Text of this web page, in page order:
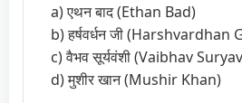
a) एथन बाद (Ethan Bad)
b) हर्षवर्धन जी (Harshvardhan
c) वैभव सूर्यवंशी (Vaibhav
d) मुशीर खान (Mushir Khan)